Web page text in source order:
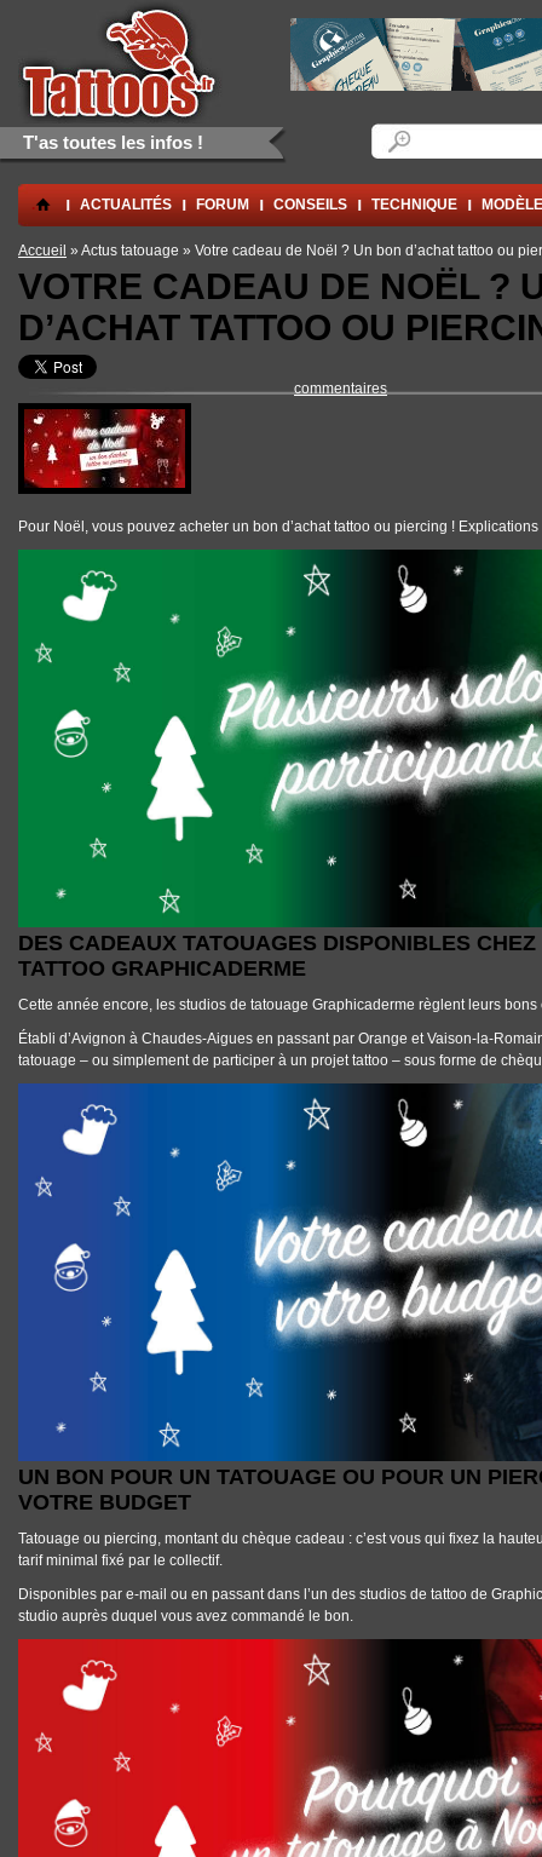
Aller au contenu principal
Skip to navigation
T'as toutes les infos !
. ACTUALITÉS FORUM CONSEILS TECHNIQUE
Vous êtes ici
Accueil » Actus tatouage » Votre cadeau de Noël ? Un bon d’achat tattoo ou
VOTRE CADEAU DE NOËL ?
D’ACHAT TATTOO OU
commentaires
Pour Noël, vous pouvez acheter un bon d’achat tattoo ou piercing ! Explications
DES CADEAUX TATOUAGES DISPONIBLES CHEZ LES SALONS DE
DES CADEAUX TATOUAGES DISPONIBLES
TATTOO GRAPHICADERME
Cette année encore, les studios de tatouage Graphicaderme règlent leurs bons
Établi d’Avignon à Chaudes-Aigues en passant par Orange et Vaison-la-
tatouage – ou simplement de participer à un projet tattoo – sous forme de
UN BON POUR UN TATOUAGE OU POUR UN PIERCING QUI S’ADAPTE À
UN BON POUR UN TATOUAGE OU POUR UN
VOTRE BUDGET
Tatouage ou piercing, montant du chèque cadeau : c’est vous qui fixez la
tarif minimal fixé par le collectif.
Disponibles par e-mail ou en passant dans l’un des studios de tattoo de
studio auprès duquel vous avez commandé le bon.
POURQUOI OFFRIR UN TATOUAGE À NOËL ?